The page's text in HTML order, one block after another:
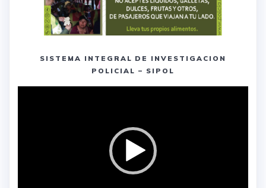
SISTEMA INTEGRAL DE INVESTIGACION
POLICIAL – SIPOL